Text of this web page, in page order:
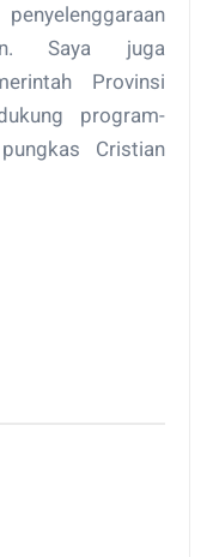
Saya juga
Provinsi
program-
Cristian